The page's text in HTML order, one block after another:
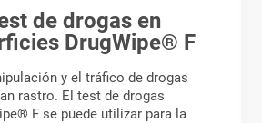
de drogas en
DrugWipe® F
y el tráfico de drogas
rastro. El test de drogas
F se puede utilizar para la